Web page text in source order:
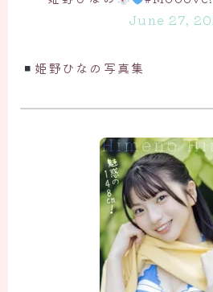
June 27,
姫野ひなの写真集